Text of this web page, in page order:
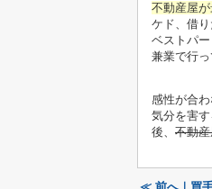
不動産屋
ケド、借
ベストパ
兼業で行っ
感性が合
気分を害す
後、 不動